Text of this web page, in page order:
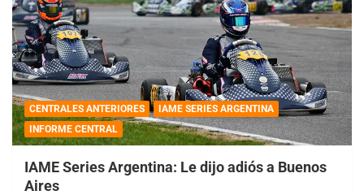
CENTRALES ANTERIORES
IAME SERIES ARGENTINA
INFORME CENTRAL
IAME Series Argentina: Le dijo adiós a Buenos
Aires